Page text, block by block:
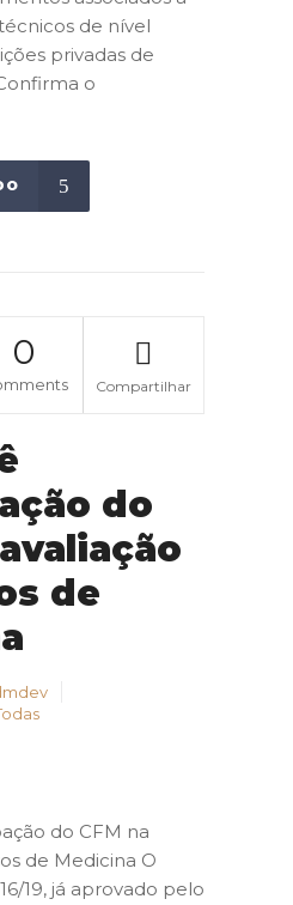
de nível
privadas de
o
0
Compartilhar
do
de
do CFM na
de Medicina O
19, já aprovado pelo